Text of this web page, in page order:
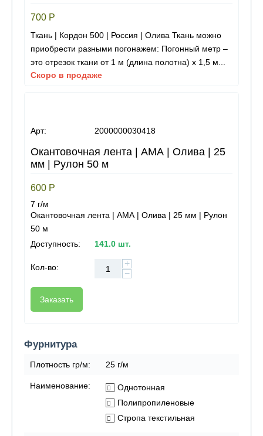
700 Р
Ткань | Кордон 500 | Россия | Олива Ткань можно
приобрести разными погонажем: Погонный метр –
это отрезок ткани от 1 м (длина полотна) х 1,5 м...
Скоро в продаже
Арт: 2000000030418
Окантовочная лента | АМА | Олива | 25
мм | Рулон 50 м
600 Р
7 г/м
Окантовочная лента | АМА | Олива | 25 мм | Рулон
50 м
Доступность:
141.0 шт.
Кол-во:
+
−
Заказать
Фурнитура
Плотность гр/м: 25 г/м
Наименование:
Однотонная
Полипропиленовые
Стропа текстильная